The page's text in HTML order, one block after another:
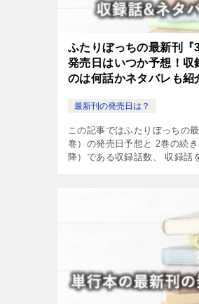
ふたりぼっちの最新刊『
発売日はいつか予想！収
のは何話かネタバレも紹
最新刊の発売日は？
この記事ではふたりぼっちの
巻）の発売日予想と 2巻の続
降）である収録話数、 収録話